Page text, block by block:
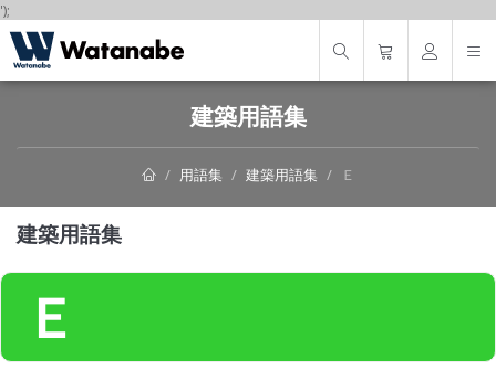
');
建築用語集
用語集 建築用語集 Ｅ
建築用語集
Ｅ